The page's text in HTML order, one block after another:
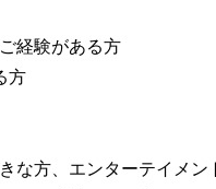
経験がある方
方
な方、エンターテイメ